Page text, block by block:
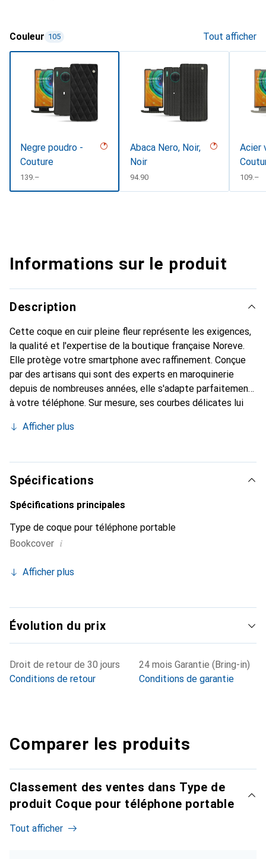
Couleur 105 Tout afficher
Negre poudro -
Couture
CHF
139.–
Abaca Nero, Noir,
Noir
CHF
94.90
Acier
CHF
109.–
Informations sur le produit
Description
Cette coque en cuir pleine fleur représente les exigences,
la qualité et l'expertise de la boutique française Noreve.
Elle protège votre smartphone avec raffinement. Conçue
par des artisans qui sont des experts en maroquinerie
depuis de nombreuses années, elle s'adapte parfaitement
à votre téléphone. Sur mesure, ses courbes délicates lui
l'accessoire chic et indispensable pour votre smartphone.
haute qualité, la marque Noreve est un choix sûr pour une
clientèle exigeante.
Afficher plus
Spécifications
Spécifications principales
Type de coque pour téléphone portable
Bookcover i
Afficher plus
Évolution du prix
Droit de retour de 30 jours
Conditions de retour
24 mois Garantie (Bring-in)
Conditions de garantie
Comparer les produits
Classement des ventes dans Type de
produit Coque pour téléphone portable
Tout afficher